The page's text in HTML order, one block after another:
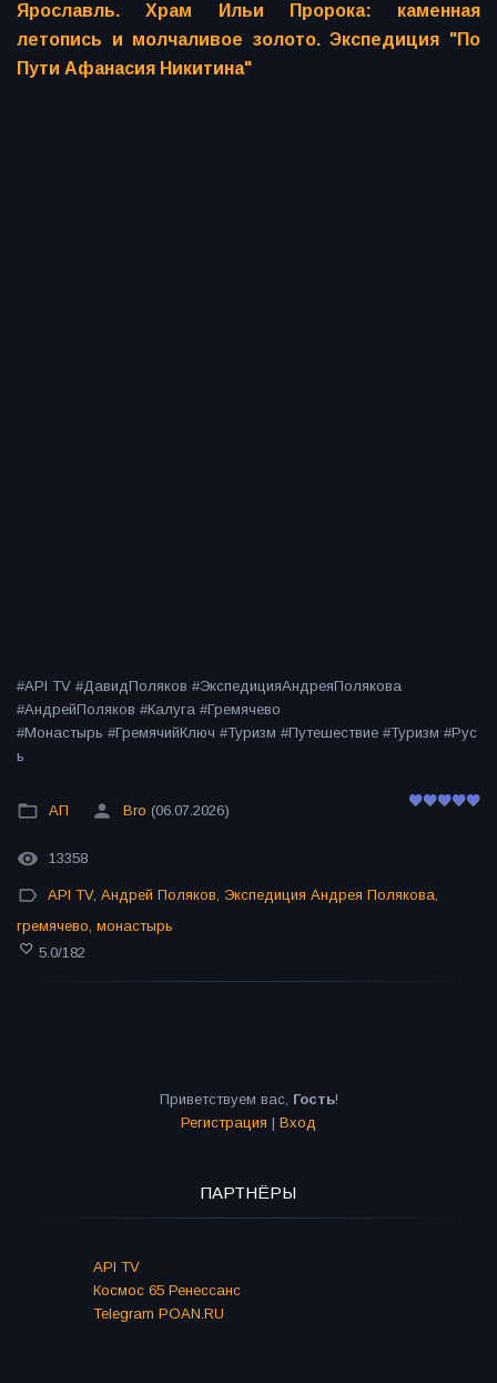
Ярославль. Храм Ильи Пророка: каменная
летопись и молчаливое золото. Экспедиция "По
Пути Афанасия Никитина"
#API TV #ДавидПоляков #ЭкспедицияАндреяПолякова
#АндрейПоляков #Калуга #Гремячево
#Монастырь #ГремячийКлюч #Туризм #Путешествие #Туризм #Рус
ь
АП Bro (06.07.2026)
13358
API TV, Андрей Поляков, Экспедиция Андрея Полякова,
гремячево, монастырь
5.0/182
Приветствуем вас, Гость!
Регистрация | Вход
ПАРТНЁРЫ
API TV
Космос 65 Ренессанс
Telegram POAN.RU